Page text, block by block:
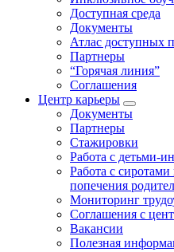
Доступная среда
Документы
Атлас доступных
Партнеры
“Горячая линия”
Соглашения
Центр карьеры
Документы
Партнеры
Стажировки
Работа с детьми-
Работа с
попечения
Мониторинг
Соглашения с
Вакансии
Полезная